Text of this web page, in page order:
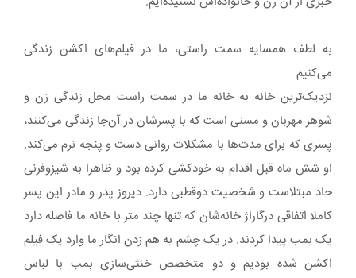
به لطف همسایه سمت راستی، ما در فیلم‌های اکشن زندگی
می‌کنیم
نزدیک‌ترین خانه به خانه ما در سمت راست محل زندگی زن و
شوهر مهربان و مسنی است که با پسرشان در آن‌جا زندگی می‌کنند،
پسری که برای مدت‌ها با مشکلات روانی دست و پنجه نرم می‌کند.
او شش ماه قبل اقدام به خودکشی کرده بود و ظاهرا به شیزوفرنی
حاد مبتلاست و شخصیت دوقطبی دارد. دیروز پدر و مادر این پسر
کاملا اتفاقی درگاراژ خانه‌شان که تنها چند متر با خانه ما فاصله دارد
یک بمب پیدا کردند. در یک چشم به هم زدن انگار ما وارد یک فیلم
اکشن شده بودیم و دو متخصص خنثی‌سازی بمب با لباس